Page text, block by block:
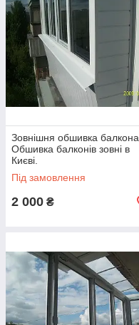
Зовнішня обшивка балкона.
Обшивка балконів зовні в
Києві.
Під замовлення
2 000 ₴